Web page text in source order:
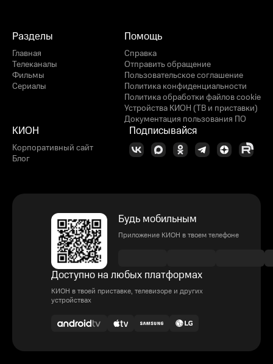
Разделы
Главная
Телеканалы
Фильмы
Сериалы
Помощь
Справка
Отправить обращение
Пользовательское соглашение
Политика конфиденциальности
Политика обработки файлов cookie
Устройства КИОН (ТВ и приставки)
Документация пользования ПО
КИОН
Корпоративный сайт
Блог
Подписывайся
Будь мобильным
Приложение КИОН в твоем телефоне
Доступно на любых платформах
КИОН в твоей приставке, телевизоре и других
устройствах